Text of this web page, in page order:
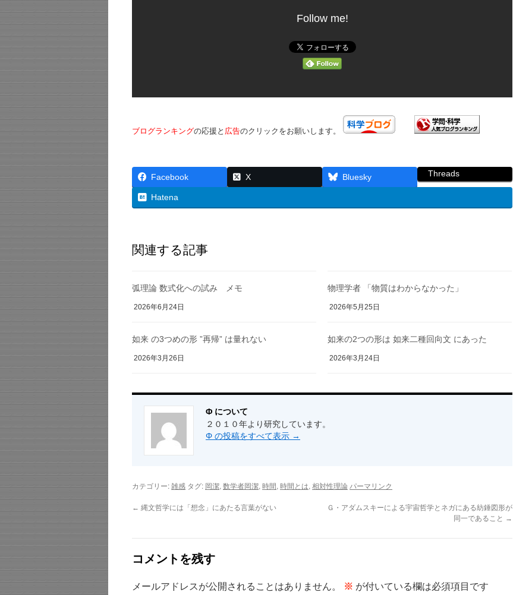
Follow me!
ブログランキングの応援と 広告のクリックをお願いします。
Facebook X Bluesky Threads
Hatena
関連する記事
弧理論 数式化への試み メモ
2026年6月24日
物理学者 「物質はわからなかった」
2026年5月25日
如来 の3つめの形 ”再帰” は量れない
2026年3月26日
如来の2つの形は 如来二種回向文 にあった
2026年3月24日
Φ について
２０１０年より研究しています。
Φ の投稿をすべて表示 →
カテゴリー: 雑感 タグ: 岡潔, 数学者岡潔, 時間, 時間とは, 相対性理論 パーマリンク
← 縄文哲学には「想念」にあたる言葉がない
Ｇ・アダムスキーによる宇宙哲学とネガにある紡錘図形が
同一であること →
コメントを残す
メールアドレスが公開されることはありません。 ※ が付いている欄は必須項目です